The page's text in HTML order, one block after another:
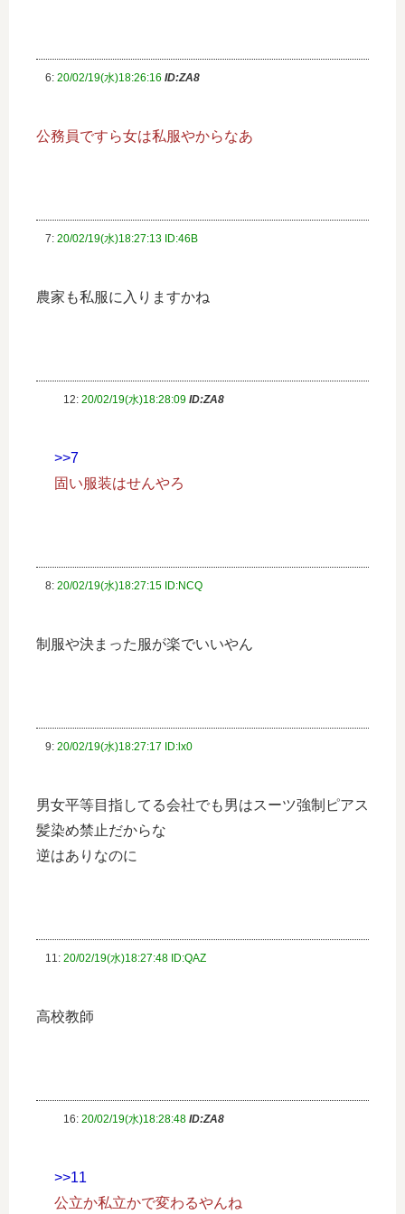
6: 20/02/19(水)18:26:16 ID:ZA8
公務員ですら女は私服やからなあ
7: 20/02/19(水)18:27:13 ID:46B
農家も私服に入りますかね
12: 20/02/19(水)18:28:09 ID:ZA8
>>7
固い服装はせんやろ
8: 20/02/19(水)18:27:15 ID:NCQ
制服や決まった服が楽でいいやん
9: 20/02/19(水)18:27:17 ID:lx0
男女平等目指してる会社でも男はスーツ強制ピアス
髪染め禁止だからな
逆はありなのに
11: 20/02/19(水)18:27:48 ID:QAZ
高校教師
16: 20/02/19(水)18:28:48 ID:ZA8
>>11
公立か私立かで変わるやんね